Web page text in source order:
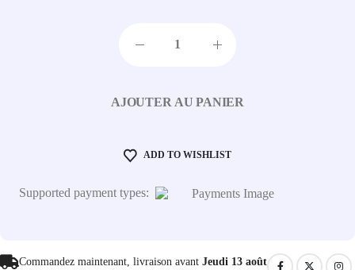
AJOUTER AU PANIER
ADD TO WISHLIST
Supported payment types:
Commandez maintenant, livraison avant Jeudi 13 août